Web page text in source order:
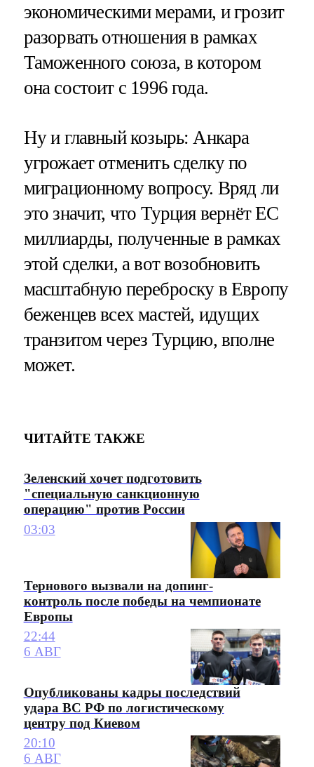
экономическими мерами, и грозит
разорвать отношения в рамках
Таможенного союза, в котором
она состоит с 1996 года.
Ну и главный козырь: Анкара
угрожает отменить сделку по
миграционному вопросу. Вряд ли
это значит, что Турция вернёт ЕС
миллиарды, полученные в рамках
этой сделки, а вот возобновить
масштабную переброску в Европу
беженцев всех мастей, идущих
транзитом через Турцию, вполне
может.
ЧИТАЙТЕ ТАКЖЕ
Зеленский хочет подготовить
"специальную санкционную
операцию" против России
03:03
Тернового вызвали на допинг-
контроль после победы на чемпионате
Европы
22:44
6 АВГ
Опубликованы кадры последствий
удара ВС РФ по логистическому
центру под Киевом
20:10
6 АВГ